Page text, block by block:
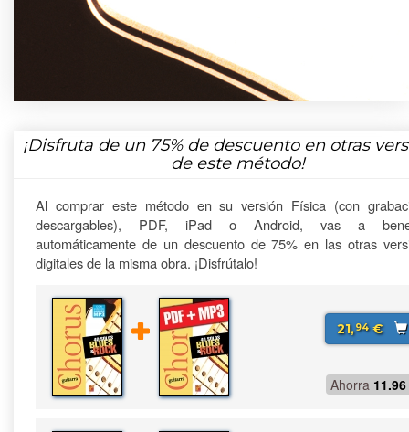
¡Disfruta de un 75%de descuento en otras
de este método!
Al comprar este método en su versión Física (con
descargables), PDF, iPad o Android, vas a
automáticamente de un descuento de 75% en las otras
digitales de la misma obra. ¡Disfrútalo!
21,94€
Ahorra 11.96